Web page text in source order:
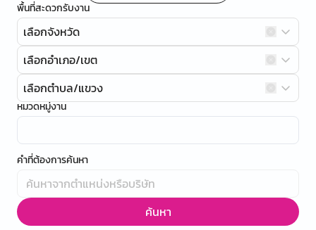
พื้นที่สะดวกรับงาน
เลือกจังหวัด
เลือกอำเภอ/เขต
เลือกตำบล/แขวง
หมวดหมู่งาน
คำที่ต้องการค้นหา
ค้นหา